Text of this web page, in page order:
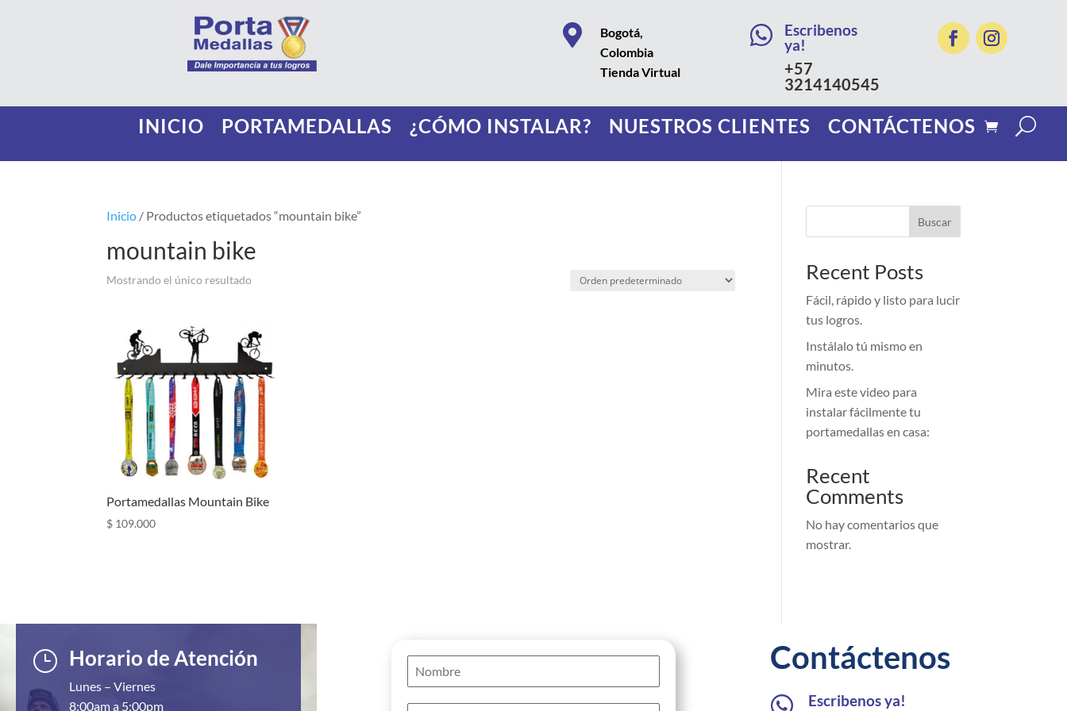

Bogotá,
Colombia
Tienda Virtual

Escribenos
ya!
+57
3214140545
INICIO PORTAMEDALLAS ¿CÓMO INSTALAR? NUESTROS CLIENTES CONTÁCTENOS
Inicio / Productos etiquetados “mountain bike”
mountain bike
Mostrando el único resultado
Portamedallas Mountain Bike
$ 109.000
Buscar
Recent Posts
Fácil, rápido y listo para lucir
tus logros.
Instálalo tú mismo en
minutos.
Mira este video para
instalar fácilmente tu
portamedallas en casa:
Recent
Comments
No hay comentarios que
mostrar.
} Horario de Atención
Lunes – Viernes
8:00am a 5:00pm
Contáctenos
 Escribenos ya!